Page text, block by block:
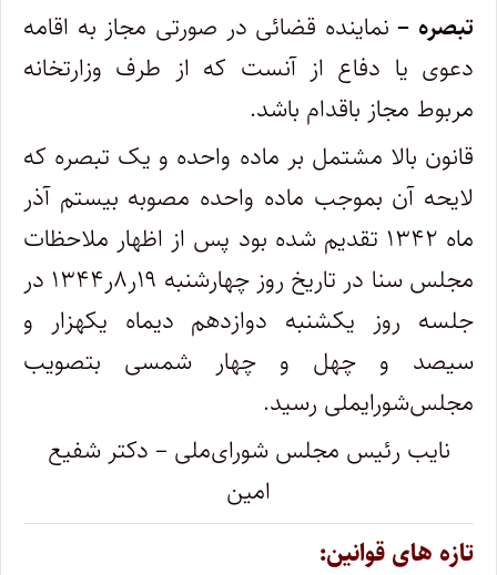
تبصره –نماینده قضائی در صورتی مجاز به اقامه
دعوی یا دفاع از آنست که از طرف وزارتخانه
مربوط مجاز باقدام باشد.
قانون بالا مشتمل بر ماده واحده و یک تبصره که
لایحه آن بموجب ماده واحده مصوبه بیستم آذر
ماه ۱۳۴۲ تقدیم شده بود پس از اظهار ملاحظات
‌مجلس سنا در تاریخ روز چهارشنبه ۱۹ر۸ر۱۳۴۴ در
جلسه روز یکشنبه دوازدهم دیماه یکهزار و
سیصد و چهل و چهار شمسی بتصویب
مجلس‌شورایملی رسید.
نایب رئیس مجلس شورای‌ملی – دکتر شفیع
امین
تازه های قوانین: